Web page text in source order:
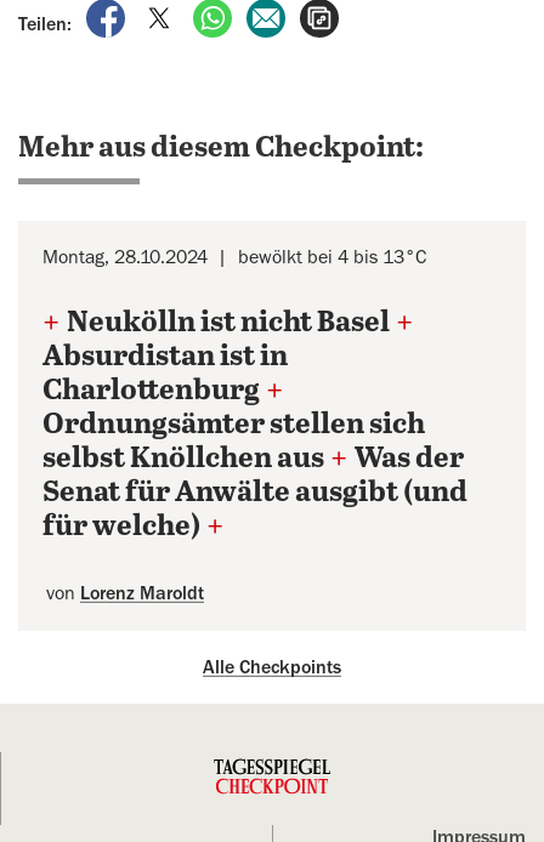
Teilen:
auf Facebook teilen
auf X teilenper WhatsApp teilen
per E-Mail teilen
Mehr aus diesem Checkpoint:
Montag, 28.10.2024 bewölkt bei 4 bis 13°C
+ Neukölln ist nicht Basel +
Absurdistan ist in
Charlottenburg +
Ordnungsämter stellen sich
selbst Knöllchen aus + Was der
Senat für Anwälte ausgibt (und
für welche) +
von Lorenz Maroldt
Alle Checkpoints
Impressum